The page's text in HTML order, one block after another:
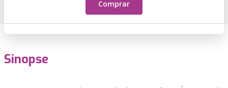
Comprar
Sinopse